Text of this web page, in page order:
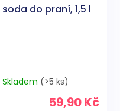
soda do praní, 1,5 l
Skladem (>5 ks)
59,90 Kč